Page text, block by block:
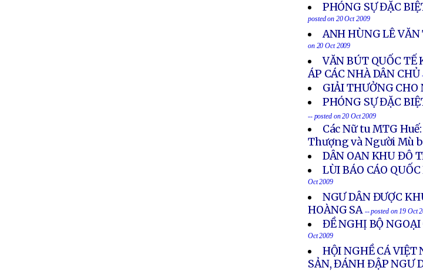
PHÓNG SỰ ĐẶC
posted on 20 Oct 2009
ANH HÙNG LÊ
on 20 Oct 2009
VĂN BÚT QUỐC
ÁP CÁC NHÀ DÂN CHỦ
GIẢI THƯỞNG CHO
PHÓNG SỰ ĐẶC
-- posted on 20 Oct 2009
Các Nữ tu MTG
Thượng và Người Mù
DÂN OAN KHU ĐÔ
LÙI BÁO CÁO
Oct 2009
NGƯ DÂN ĐƯỢC
HOÀNG SA -- posted on 19 Oct
ĐỀ NGHỊ BỘ NGOẠI
Oct 2009
HỘI NGHỀ CÁ VIỆT
SẢN, ĐÁNH ĐẬP NGƯ